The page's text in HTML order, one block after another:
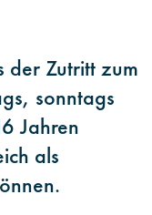
der Zutritt zum
sonntags
Jahren
als